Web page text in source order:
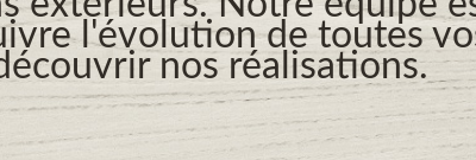
l'évolution de toutes
nos réalisations.